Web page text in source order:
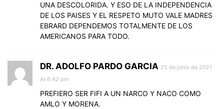
UNA DESCOLORIDA. Y ESO DE LA INDEPENDENCIA
DE LOS PAISES Y EL RESPETO MUTO VALE MADRES
EBRARD DEPENDEMOS TOTALMENTE DE LOS
AMERICANOS PARA TODO.
DR. ADOLFO PARDO GARCIA 25 de junio de 2021
At 6:42 pm
PREFIERO SER FIFI A UN NARCO Y NACO COMO
AMLO Y MORENA.